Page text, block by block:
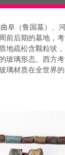
阜（鲁国墓）、
前后期的墓地，
地疏松含颗粒状
玻璃形态。西方
璃材质在全世界